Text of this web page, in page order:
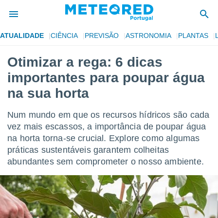
foi
para
fornecidas
a este
das
forma
digital
ATUALIDADE CIÊNCIA PREVISÃO ASTRONOMIA PLANTAS
Otimizar a rega: 6 dicas
importantes para poupar água
na sua horta
Num mundo em que os recursos hídricos são cada
vez mais escassos, a importância de poupar água
na horta torna-se crucial. Explore como algumas
práticas sustentáveis garantem colheitas
abundantes sem comprometer o nosso ambiente.